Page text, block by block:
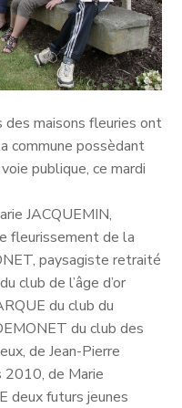
des maisons fleuries ont
commune possèdant
publique, ce mardi
JACQUEMIN,
fleurissement de la
paysagiste retraité
club de l’âge d’or
du club du
du club des
de Jean-Pierre
2010, de Marie
deux futurs jeunes